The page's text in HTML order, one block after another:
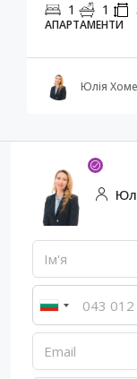
1 1
АПАРТАМЕНТИ
Юлія